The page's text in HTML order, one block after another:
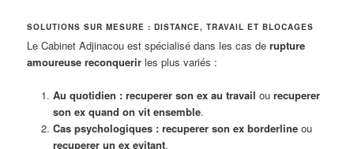
SOLUTIONS SUR MESURE : DISTANCE, TRAVAIL ET BLOCAGES
Le Cabinet Adjinacou est spécialisé dans les cas derupture
amoureuse reconquerir les plus variés :
Au quotidien : recuperer son ex au travail ou recuperer
son ex quand on vit ensemble.
Cas psychologiques : recuperer son ex borderlineou
recuperer un ex evitant.